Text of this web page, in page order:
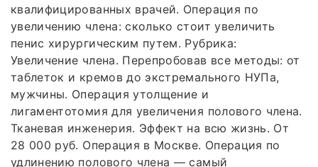
квалифицированных врачей. Операция по
увеличению члена: сколько стоит увеличить
пенис хирургическим путем. Рубрика:
Увеличение члена. Перепробовав все методы: от
таблеток и кремов до экстремального НУПа,
мужчины. Операция утолщение и
лигаментотомия для увеличения полового члена.
Тканевая инженерия. Эффект на всю жизнь. От
28 000 руб. Операция в Москве. Операция по
удлинению полового члена — самый